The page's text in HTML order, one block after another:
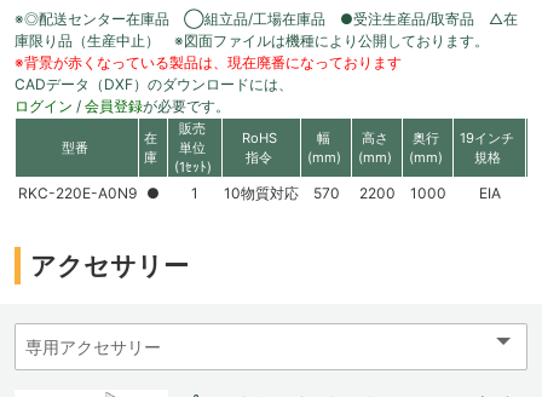
※◎配送センター在庫品 ◯組立品/工場在庫品 ●受注生産品/取寄品 △在
庫限り品（生産中止） ※図面ファイルは機種により公開しております。
※背景が赤くなっている製品は、現在廃番になっております
CADデータ（DXF）のダウンロードには、
ログイン / 会員登録が必要です。
型番
在
庫
販売
単位
(1ｾｯﾄ)
RoHS
指令
幅
(mm)
高さ
(mm)
奥行
(mm)
19インチ
規格
RKC-220E-A0N9 ● 1 10物質対応 570 2200 1000 EIA
アクセサリー